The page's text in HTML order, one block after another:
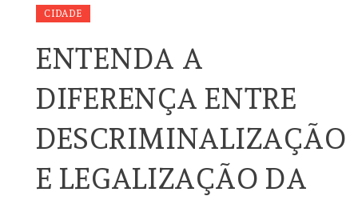
CIDADE
ENTENDA A
DIFERENÇA ENTRE
DESCRIMINALIZAÇÃO
E LEGALIZAÇÃO DA